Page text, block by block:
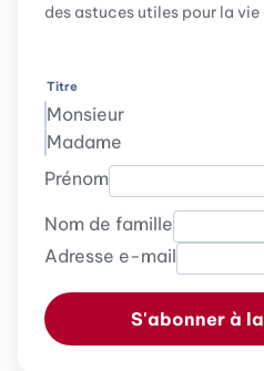
des astuces utiles pour la
Titre
Monsieur
Madame
Prénom
Nom de famille
Adresse e-mail
S'abonner à